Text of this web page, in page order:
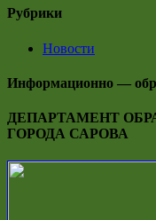
Рубрики
Новости
Информационно —
ДЕПАРТАМЕНТ
ГОРОДА САРОВА